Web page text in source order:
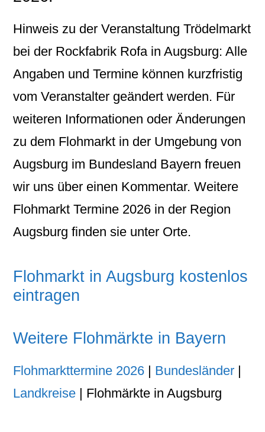
Hinweis zu der Veranstaltung Trödelmarkt
bei der Rockfabrik Rofa in Augsburg: Alle
Angaben und Termine können kurzfristig
vom Veranstalter geändert werden. Für
weiteren Informationen oder Änderungen
zu dem Flohmarkt in der Umgebung von
Augsburg im Bundesland Bayern freuen
wir uns über einen Kommentar. Weitere
Flohmarkt Termine 2026 in der Region
Augsburg finden sie unter Orte.
Flohmarkt in Augsburg kostenlos
eintragen
Weitere Flohmärkte in Bayern
Flohmarkttermine 2026 | Bundesländer |
Landkreise | Flohmärkte in Augsburg